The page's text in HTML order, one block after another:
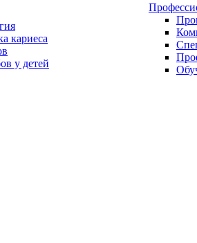
кариеса
у детей